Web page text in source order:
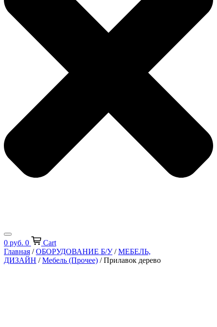
0 руб. 0
Cart
Главная /ОБОРУДОВАНИЕ Б/У/МЕБЕЛЬ,
ДИЗАЙН /Мебель (Прочее) / Прилавок дерево